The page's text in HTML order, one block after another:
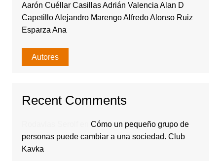
Aarón Cuéllar Casillas Adrián Valencia Alan D
Capetillo Alejandro Marengo Alfredo Alonso Ruiz
Esparza Ana
Autores
Recent Comments
Cómo un pequeño grupo de
personas puede cambiar a una sociedad. Club
Kavka